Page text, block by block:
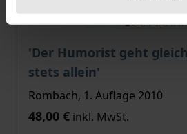
'Der Humorist geht
stets allein'
Rombach, 1. Auflage 2010
48,00 € inkl. MwSt.